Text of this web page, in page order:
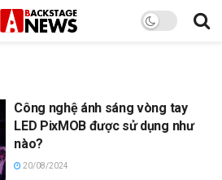
Công nghệ ánh sáng vòng tay
LED PixMOB được sử dụng như
nào?
20/08/2024